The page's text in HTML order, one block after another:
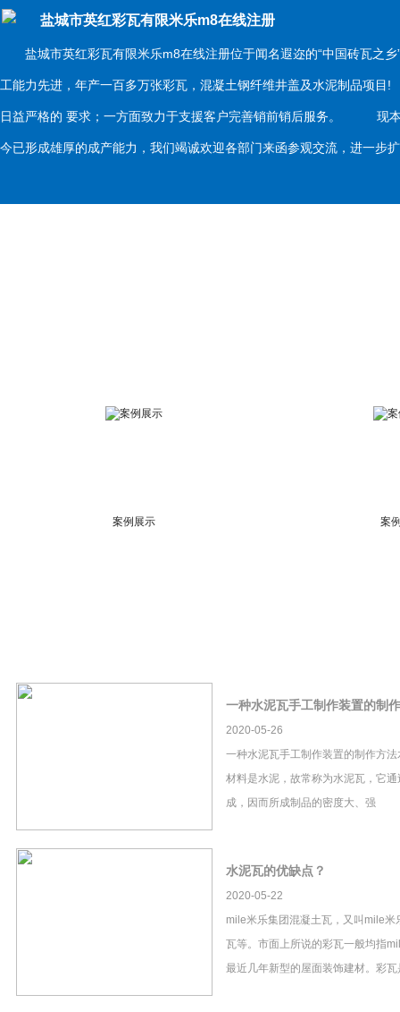
盐城市英红彩瓦有限米乐m8在线注册
盐城市英红彩瓦有限米乐m8在线注册位于闻名遐迩的“中国砖瓦之乡
工能力先进，年产一百多万张彩瓦，混凝土钢纤维井盖及水泥制品项
日益严格的 要求；一方面致力于支援客户完善销前销后服务。 现本
今已形成雄厚的成产能力，我们竭诚欢迎各部门来函参观交流，进一
案例展示 案
一种水泥瓦手工制作装置的制
2020-05-26
一种水泥瓦手工制作装置的制作方
材料是水泥，故常称为水泥瓦，它
成，因而所成制品的密度大、强
水泥瓦的优缺点？
2020-05-22
mile米乐集团混凝土瓦，又叫mile米
瓦等。市面上所说的彩瓦一般均指
最近几年新型的屋面装饰建材。彩